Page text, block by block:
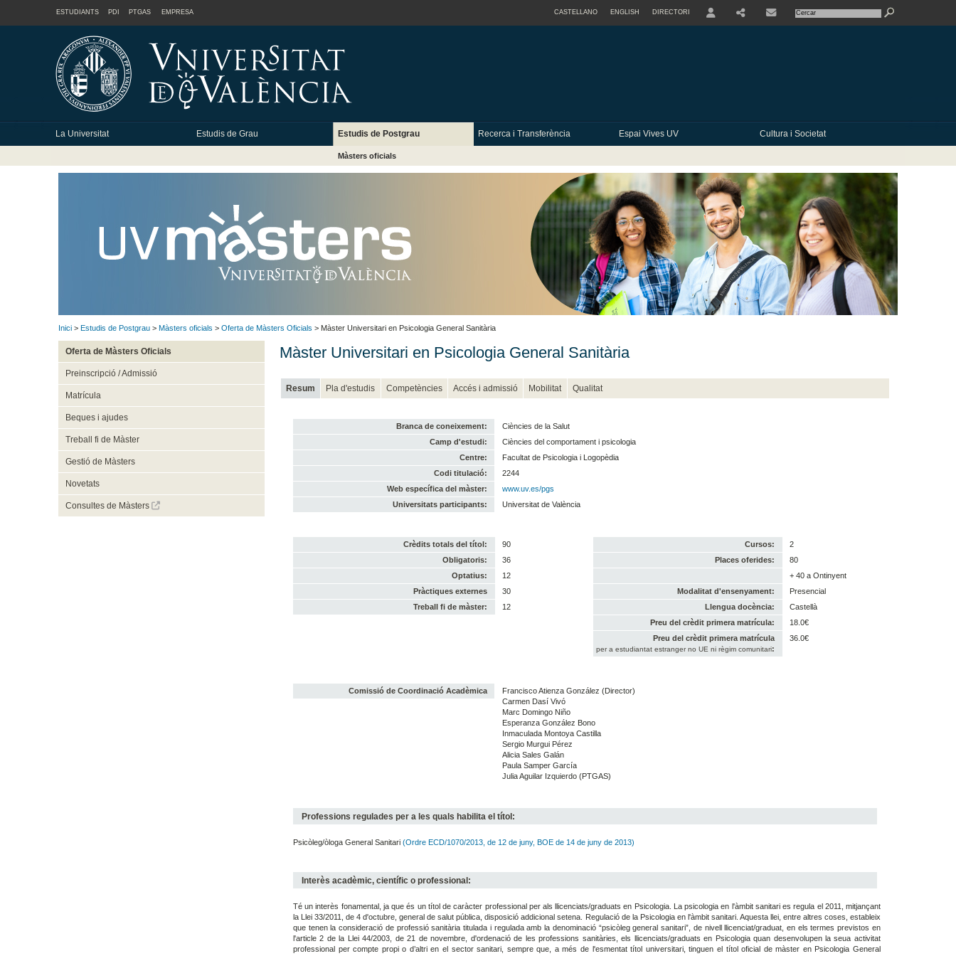
ESTUDIANTS PDI PTGAS EMPRESA CASTELLANO ENGLISH DIRECTORI
La Universitat Estudis de Grau Estudis de Postgrau Recerca i Transferència Espai Vives UV Cultura i Societat
Màsters oficials
Inici > Estudis de Postgrau > Màsters oficials > Oferta de Màsters Oficials > Màster Universitari en Psicologia General Sanitària
Oferta de Màsters Oficials
Preinscripció / Admissió
Matrícula
Beques i ajudes
Treball fi de Màster
Gestió de Màsters
Novetats
Consultes de Màsters
Màster Universitari en Psicologia General Sanitària
Resum Pla d'estudis Competències Accés i admissió Mobilitat Qualitat
Branca de coneixement:
Ciències de la Salut
Camp d'estudi:
Ciències del comportament i psicologia
Centre:
Facultat de Psicologia i Logopèdia
Codi titulació:
2244
Web específica del màster:
www.uv.es/pgs
Universitats participants:
Universitat de València
Crèdits totals del títol:
90
Obligatoris:
36
Optatius:
12
Pràctiques externes
30
Treball fi de màster:
12
Cursos:
2
Places oferides:
80
+ 40 a Ontinyent
Modalitat d'ensenyament:
Presencial
Llengua docència:
Castellà
Preu del crèdit primera matrícula:
18.0€
Preu del crèdit primera matrícula
per a estudiantat estranger no UE ni règim comunitari:
36.0€
Comissió de Coordinació Acadèmica
Francisco Atienza González (Director)
Carmen Dasí Vivó
Marc Domingo Niño
Esperanza González Bono
Inmaculada Montoya Castilla
Sergio Murgui Pérez
Alicia Sales Galán
Paula Samper García
Julia Aguilar Izquierdo (PTGAS)
Professions regulades per a les quals habilita el títol:
Psicòleg/òloga General Sanitari (Ordre ECD/1070/2013, de 12 de juny, BOE de 14 de juny de 2013)
Interès acadèmic, científic o professional:
Té un interès fonamental, ja que és un títol de caràcter professional per als llicenciats/graduats en Psicologia. La psicologia en l'àmbit sanitari es regula el 2011, mitjançant
la Llei 33/2011, de 4 d'octubre, general de salut pública, disposició addicional setena. Regulació de la Psicologia en l'àmbit sanitari. Aquesta llei, entre altres coses, estableix
que tenen la consideració de professió sanitària titulada i regulada amb la denominació “psicòleg general sanitari”, de nivell llicenciat/graduat, en els termes previstos en
l'article 2 de la Llei 44/2003, de 21 de novembre, d'ordenació de les professions sanitàries, els llicenciats/graduats en Psicologia quan desenvolupen la seua activitat
professional per compte propi o d’altri en el sector sanitari, sempre que, a més de l'esmentat títol universitari, tinguen el títol oficial de màster en Psicologia General